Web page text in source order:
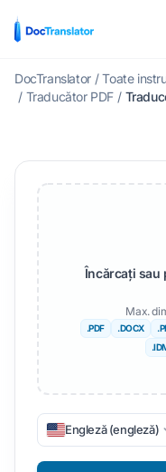
DocTranslator / Toate
/ Traducător PDF /
Încărcați sau
Max.
.PDF .DOCX
Engleză (engleză)